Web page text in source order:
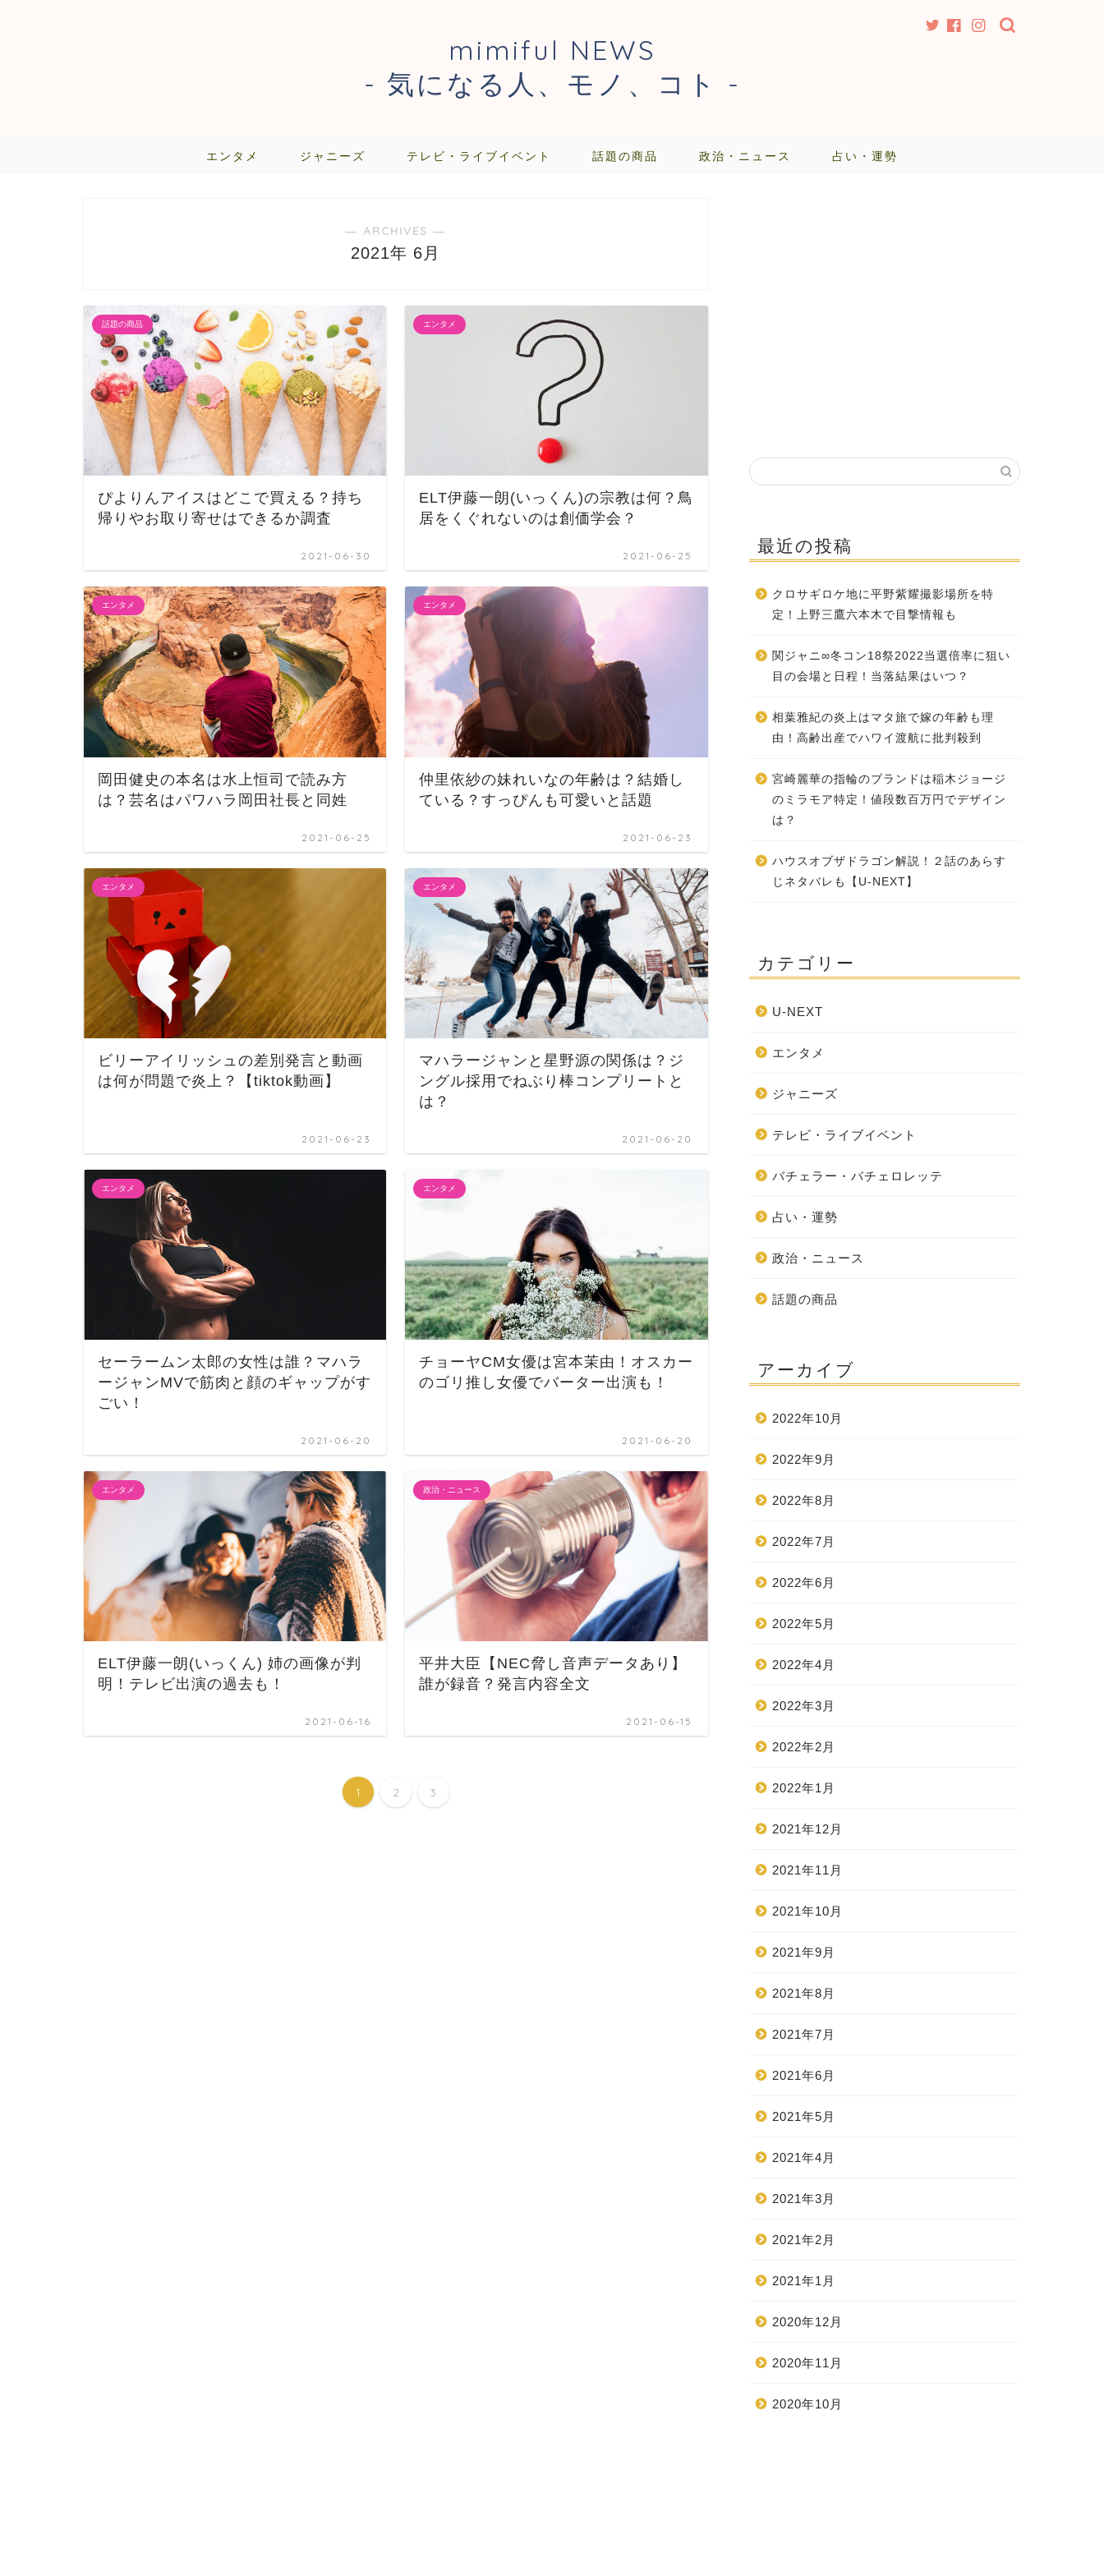
mimiful NEWS
- 気になる人、モノ、コト -
エンタメ ジャニーズ テレビ・ライブイベント 話題の商品 政治・ニュース 占い・運勢
― ARCHIVES ―
2021年 6月
話題の商品
ぴよりんアイスはどこで買える？持ち
帰りやお取り寄せはできるか調査
2021-06-30
エンタメ
ELT伊藤一朗(いっくん)の宗教は何？鳥
居をくぐれないのは創価学会？
2021-06-25
エンタメ
岡田健史の本名は水上恒司で読み方
は？芸名はパワハラ岡田社長と同姓
2021-06-25
エンタメ
仲里依紗の妹れいなの年齢は？結婚し
ている？すっぴんも可愛いと話題
2021-06-23
エンタメ
ビリーアイリッシュの差別発言と動画
は何が問題で炎上？【tiktok動画】
2021-06-23
エンタメ
マハラージャンと星野源の関係は？ジ
ングル採用でねぶり棒コンプリートと
は？
2021-06-20
エンタメ
セーラームン太郎の女性は誰？マハラ
ージャンMVで筋肉と顔のギャップがす
ごい！
2021-06-20
エンタメ
チョーヤCM女優は宮本茉由！オスカー
のゴリ推し女優でバーター出演も！
2021-06-20
エンタメ
ELT伊藤一朗(いっくん) 姉の画像が判
明！テレビ出演の過去も！
2021-06-16
政治・ニュース
平井大臣【NEC脅し音声データあり】
誰が録音？発言内容全文
2021-06-15
1 2 3
最近の投稿
クロサギロケ地に平野紫耀撮影場所を特
定！上野三鷹六本木で目撃情報も
関ジャニ∞冬コン18祭2022当選倍率に狙い
目の会場と日程！当落結果はいつ？
相葉雅紀の炎上はマタ旅で嫁の年齢も理
由！高齢出産でハワイ渡航に批判殺到
宮崎麗華の指輪のブランドは稲木ジョージ
のミラモア特定！値段数百万円でデザイン
は？
ハウスオブザドラゴン解説！２話のあらす
じネタバレも【U-NEXT】
カテゴリー
U-NEXT
エンタメ
ジャニーズ
テレビ・ライブイベント
バチェラー・バチェロレッテ
占い・運勢
政治・ニュース
話題の商品
アーカイブ
2022年10月
2022年9月
2022年8月
2022年7月
2022年6月
2022年5月
2022年4月
2022年3月
2022年2月
2022年1月
2021年12月
2021年11月
2021年10月
2021年9月
2021年8月
2021年7月
2021年6月
2021年5月
2021年4月
2021年3月
2021年2月
2021年1月
2020年12月
2020年11月
2020年10月